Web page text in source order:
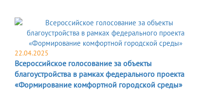
22.04.2025
Всероссийское голосование за объекты
благоустройства в рамках федерального проекта
«Формирование комфортной городской среды»